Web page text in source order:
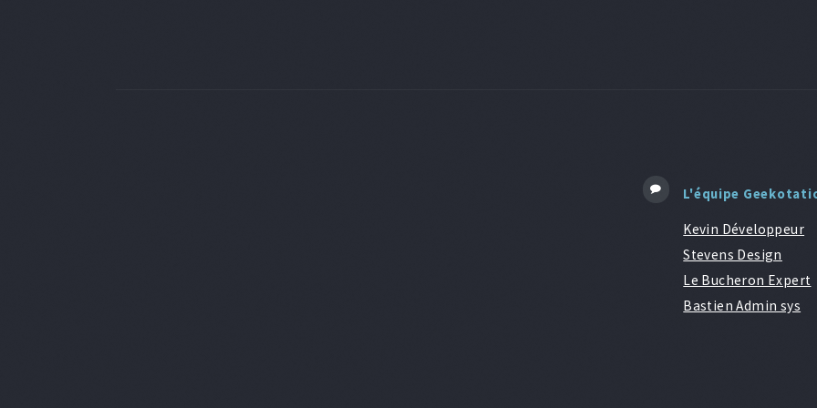
L'équipe
Kevin Développeur
Stevens Design
Le Bucheron Expert
Bastien Admin sys